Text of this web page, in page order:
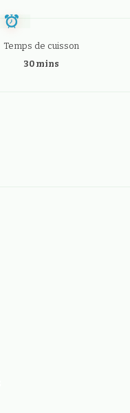
Temps de cuisson
30 mins